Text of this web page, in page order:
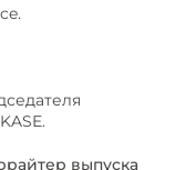
выпуска